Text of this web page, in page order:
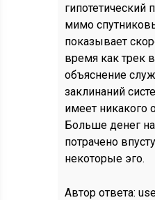
гипотетический
мимо
показывает
время как трек
объяснение
заклинаний
имеет никакого
Больше денег
потрачено
некоторые эго.
Автор ответа: